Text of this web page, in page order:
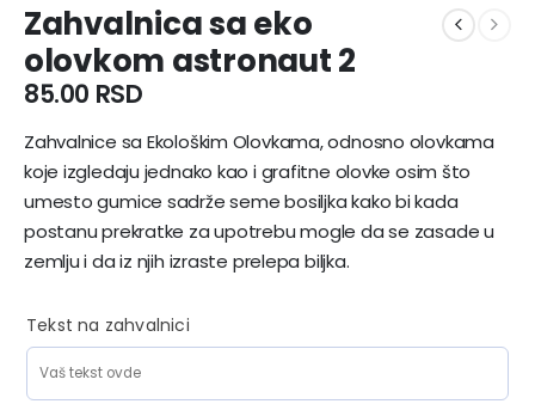
Zahvalnica sa eko
olovkom astronaut 2
85.00 RSD
Zahvalnice sa Ekološkim Olovkama, odnosno olovkama
koje izgledaju jednako kao i grafitne olovke osim što
umesto gumice sadrže seme bosiljka kako bi kada
postanu prekratke za upotrebu mogle da se zasade u
zemlju i da iz njih izraste prelepa biljka.
Tekst na zahvalnici